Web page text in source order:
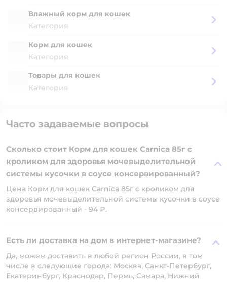
Влажный корм для кошек
Категория
Корм для кошек
Категория
Товары для кошек
Категория
Часто задаваемые вопросы
Сколько стоит Корм для кошек Carnica 85г с
кроликом для здоровья мочевыделительной
системы кусочки в соусе консервированный?
Цена Корм для кошек Carnica 85г с кроликом для
здоровья мочевыделительной системы кусочки в соусе
консервированный - 94 ₽.
Есть ли доставка на дом в интернет-магазине?
Да, можем доставить в любой регион России, в том
числе в следующие города: Москва, Санкт-Петербург,
Екатеринбург, Краснодар, Пермь, Самара, Нижний